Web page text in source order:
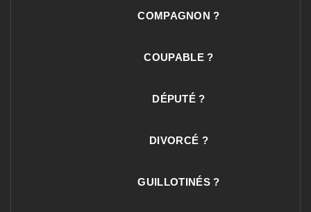
COMPAGNON ?
COUPABLE ?
DÉPUTÉ ?
DIVORCÉ ?
GUILLOTINÉS ?